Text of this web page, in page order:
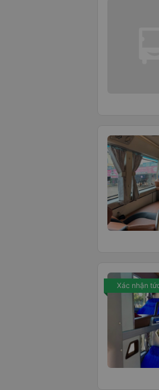
Xác nhận